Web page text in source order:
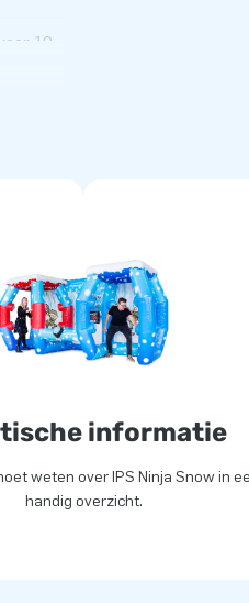
10
laat
al aan
informatie
weten over IPS Ninja Snow in
handig overzicht.